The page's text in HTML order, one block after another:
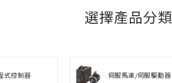
選擇產品分類
式控制器 伺服馬達/伺服驅動器